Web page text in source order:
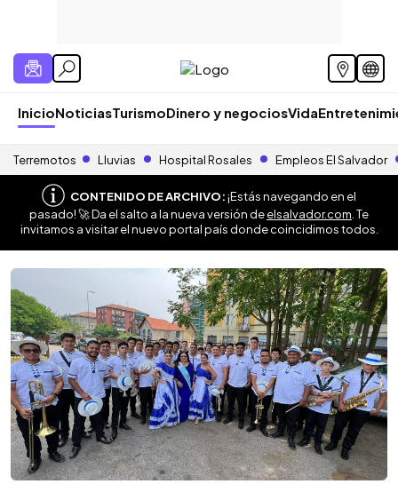
InicioNoticiasTurismoDinero y negociosVida
Terremotos Lluvias Hospital Rosales Empleos El Salvador
CONTENIDO DE ARCHIVO:¡Estás navegando en el
pasado! 🚀 Da el salto a la nueva versión deelsalvador.com . Te
invitamos a visitar el nuevo portal país donde coincidimos todos.